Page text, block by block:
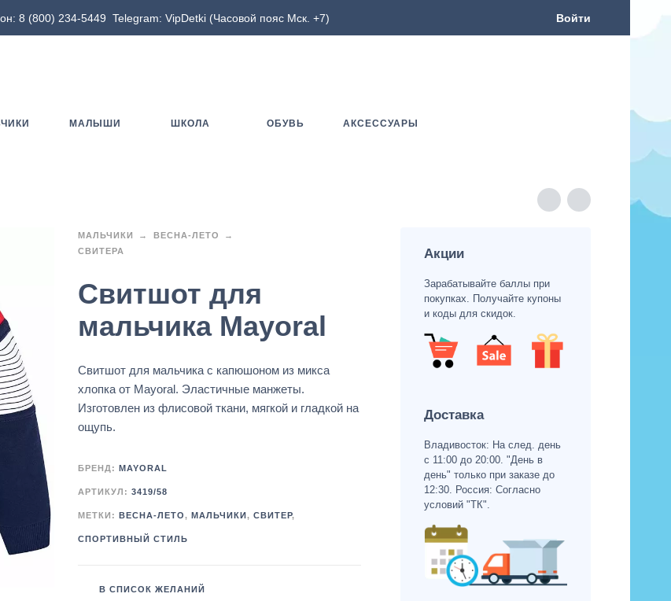
8 (800) 234-5449 Telegram: VipDetki (Часовой пояс Мск. +7) Войти
МАЛЫШИ ШКОЛА ОБУВЬ АКСЕССУАРЫ
МАЛЬЧИКИ
ВЕСНА-ЛЕТО
СВИТЕРА
Свитшот для
мальчика Mayoral
Свитшот для мальчика с капюшоном из микса
хлопка от Mayoral. Эластичные манжеты.
Изготовлен из флисовой ткани, мягкой и гладкой на
ощупь.
БРЕНД: MAYORAL
АРТИКУЛ: 3419/58
МЕТКИ: ВЕСНА-ЛЕТО, МАЛЬЧИКИ , СВИТЕР,
СПОРТИВНЫЙ СТИЛЬ
В СПИСОК ЖЕЛАНИЙ
Акции
Зарабатывайте баллы при
покупках. Получайте купоны
и коды для скидок.
Доставка
Владивосток: На след. день
с 11:00 до 20:00. "День в
день" только при заказе до
12:30. Россия: Согласно
условий "ТК".